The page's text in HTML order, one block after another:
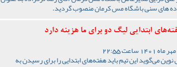
های سنی باشگاه مس کرمان منصوب گردید.
ابتدایی لیگ دو برای ما هزینه دارد
می‌گوید این تیم باید هفته‌های ابتدایی را برای رسیدن به